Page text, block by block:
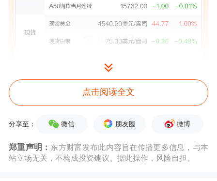
点击阅读全文
分享至： 微信 朋友圈 微博
郑重声明： 东方财富发布此内容旨在传播更多信息，与本
站立场无关，不构成投资建议。据此操作，风险自担。